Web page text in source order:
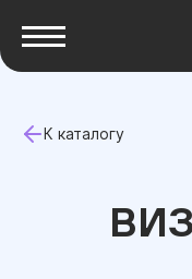
К каталогу